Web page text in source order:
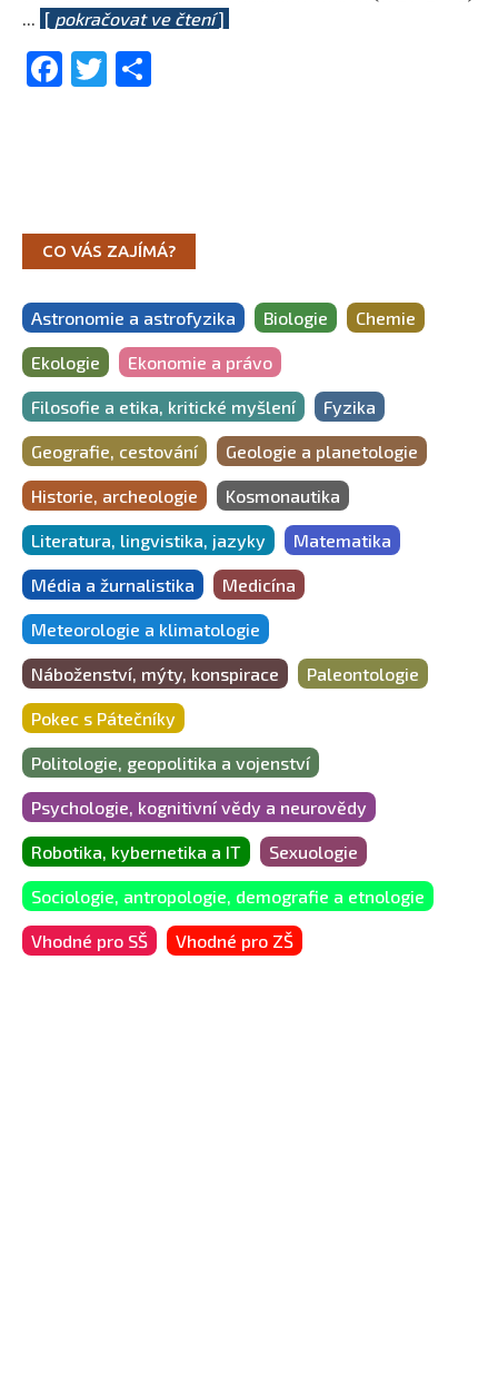
... [ pokračovat ve čtení]
Facebook
Twitter
CO VÁS ZAJÍMÁ?
Astronomie a astrofyzika Biologie Chemie
Ekologie Ekonomie a právo
Filosofie a etika, kritické myšlení Fyzika
Geografie, cestování Geologie a planetologie
Historie, archeologie Kosmonautika
Literatura, lingvistika, jazyky Matematika
Média a žurnalistika Medicína
Meteorologie a klimatologie
Náboženství, mýty, konspirace Paleontologie
Pokec s Pátečníky
Politologie, geopolitika a vojenství
Psychologie, kognitivní vědy a neurovědy
Robotika, kybernetika a IT Sexuologie
Sociologie, antropologie, demografie a etnologie
Vhodné pro SŠ Vhodné pro ZŠ